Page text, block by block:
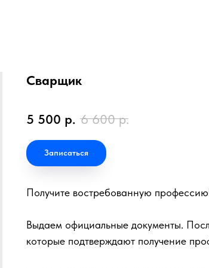
Сварщик
5 500 р. 6 600 р.
Записаться
Получите востребованную
Выдаем официальные документы.
которые подтверждают получение